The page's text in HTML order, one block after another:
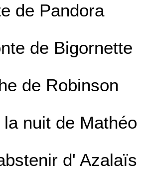
de Pandora
de Bigornette
de Robinson
nuit de Mathéo
d' Azalaïs